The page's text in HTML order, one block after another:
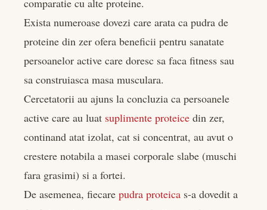
comparatie cu alte proteine.
Exista numeroase dovezi care arata ca pudra de
proteine din zer ofera beneficii pentru sanatate
persoanelor active care doresc sa faca fitness sau
sa construiasca masa musculara.
Cercetatorii au ajuns la concluzia ca persoanele
active care au luat suplimente proteice din zer,
continand atat izolat, cat si concentrat, au avut o
crestere notabila a masei corporale slabe (muschi
fara grasimi) si a fortei.
De asemenea, fiecare pudra proteica s-a dovedit a